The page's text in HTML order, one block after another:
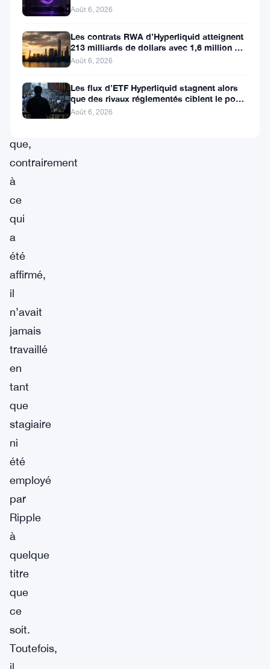
communauté.
Hoskinson
que,
contrairement
à
ce
qui
a
été
affirmé,
il
n’avait
jamais
travaillé
en
tant
que
stagiaire
ni
été
employé
par
Ripple
à
quelque
titre
que
ce
soit.
Toutefois,
Août 6, 2026
Les contrats RWA d’Hyperliquid atteignent
213 milliards de dollars avec 1,6 million de
détenteurs
Août 6, 2026
Les flux d’ETF Hyperliquid stagnent alors
que des rivaux réglementés ciblent le pool
de trading DeFi de 2 à 3
Août 6, 2026